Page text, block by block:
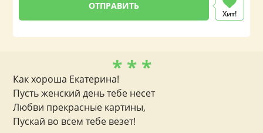
Хит!
* * *
Как хороша Екатерина!
Пусть женский день тебе несет
Любви прекрасные картины,
Пускай во всем тебе везет!